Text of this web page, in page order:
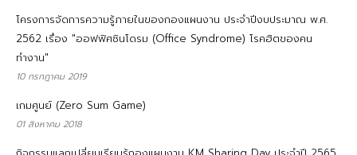
โครงการจัดการความรู้ภายในของกองแผนงาน ประจำปีงบประมาณ พ.ศ.
2562 เรื่อง "ออฟฟิศซินโดรม (Office Syndrome) โรคฮิตของคน
ทำงาน"
10 กรกฎาคม 2019
เกมศูนย์ (Zero Sum Game)
01 สิงหาคม 2018